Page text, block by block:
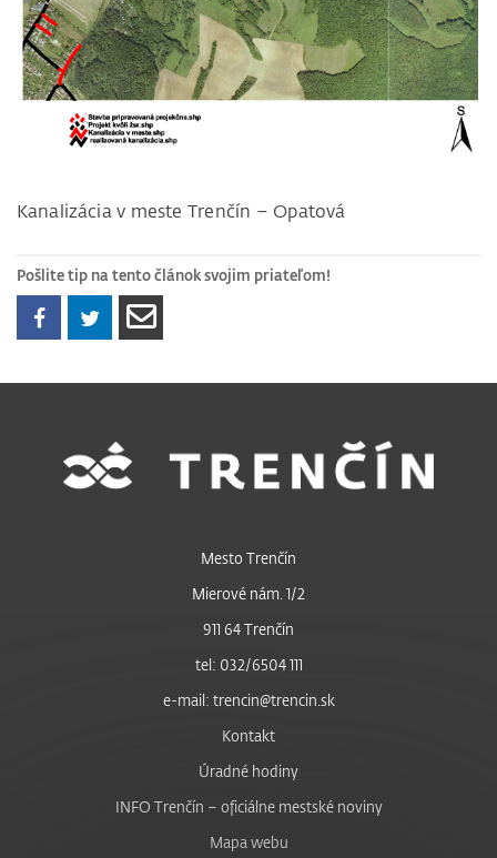
Kanalizácia v meste Trenčín – Opatová
Pošlite tip na tento článok svojim priateľom!
Mesto Trenčín
Mierové nám. 1/2
911 64 Trenčín
tel: 032/6504 111
e-mail: trencin@trencin.sk
Kontakt
Úradné hodiny
INFO Trenčín – oficiálne mestské noviny
Mapa webu